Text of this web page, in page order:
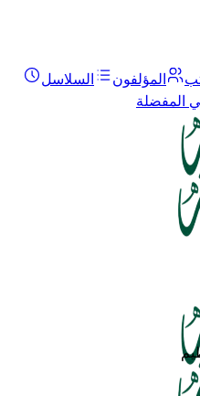
المؤلفون
السلاسل
المفضلة